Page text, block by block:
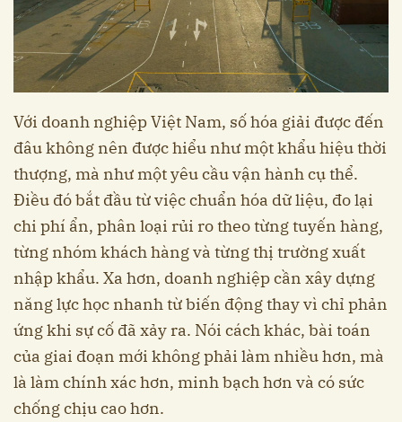
Với doanh nghiệp Việt Nam, số hóa giải được đến
đâu không nên được hiểu như một khẩu hiệu thời
thượng, mà như một yêu cầu vận hành cụ thể.
Điều đó bắt đầu từ việc chuẩn hóa dữ liệu, đo lại
chi phí ẩn, phân loại rủi ro theo từng tuyến hàng,
từng nhóm khách hàng và từng thị trường xuất
nhập khẩu. Xa hơn, doanh nghiệp cần xây dựng
năng lực học nhanh từ biến động thay vì chỉ phản
ứng khi sự cố đã xảy ra. Nói cách khác, bài toán
của giai đoạn mới không phải làm nhiều hơn, mà
là làm chính xác hơn, minh bạch hơn và có sức
chống chịu cao hơn.